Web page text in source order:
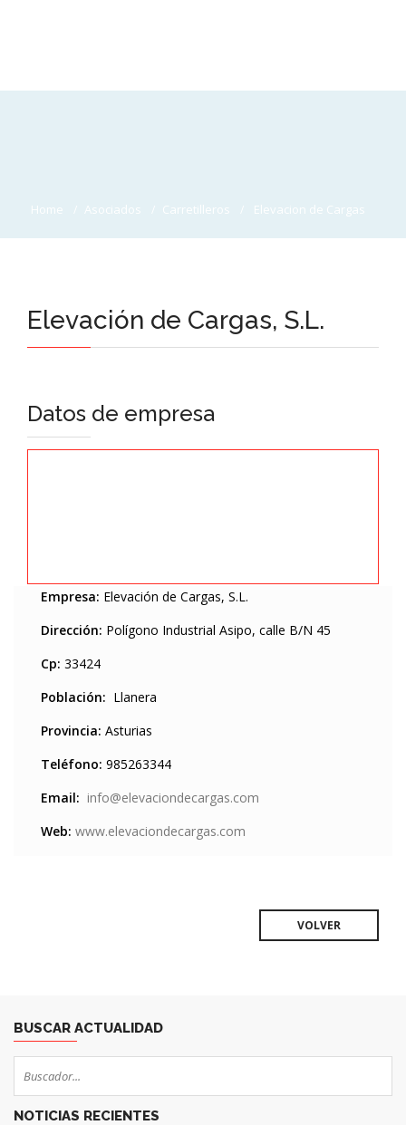
Home Asociados Carretilleros Elevacion de Cargas
Elevación de Cargas, S.L.
Datos de empresa
Empresa: Elevación de Cargas, S.L.
Dirección: Polígono Industrial Asipo, calle B/N 45
Cp: 33424
Población: Llanera
Provincia: Asturias
Teléfono: 985263344
Email: info@elevaciondecargas.com
Web: www.elevaciondecargas.com
VOLVER
BUSCAR ACTUALIDAD
NOTICIAS RECIENTES